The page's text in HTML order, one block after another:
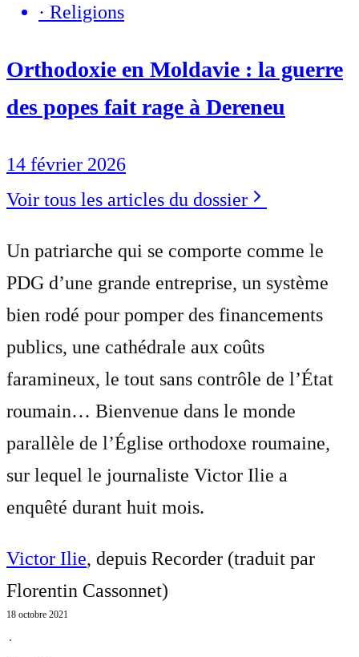
· Religions
Orthodoxie en Moldavie : la guerre
des popes fait rage à Dereneu
14 février 2026
Voir tous les articles du dossier
Un patriarche qui se comporte comme le
PDG d’une grande entreprise, un système
bien rodé pour pomper des financements
publics, une cathédrale aux coûts
faramineux, le tout sans contrôle de l’État
roumain… Bienvenue dans le monde
parallèle de l’Église orthodoxe roumaine,
sur lequel le journaliste Victor Ilie a
enquêté durant huit mois.
Victor Ilie, depuis Recorder (traduit par
Florentin Cassonnet)
18 octobre 2021
⋅